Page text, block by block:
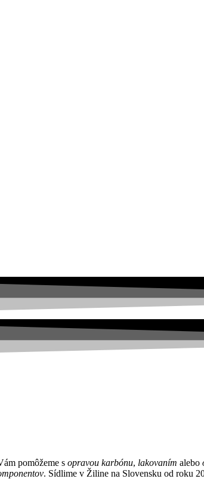
pomôžeme s opravou karbónu, lakovaním alebo
. Sídlime v Žiline na Slovensku od roku